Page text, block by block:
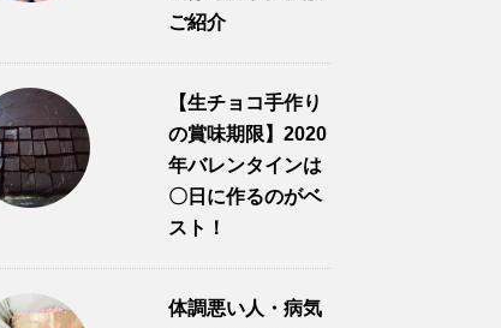
ご紹介
【生チョコ手作り
の賞味期限】2020
年バレンタインは
〇日に作るのがベ
スト！
体調悪い人・病気